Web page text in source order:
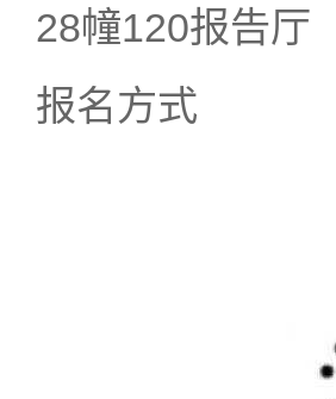
28幢120报告厅
报名方式